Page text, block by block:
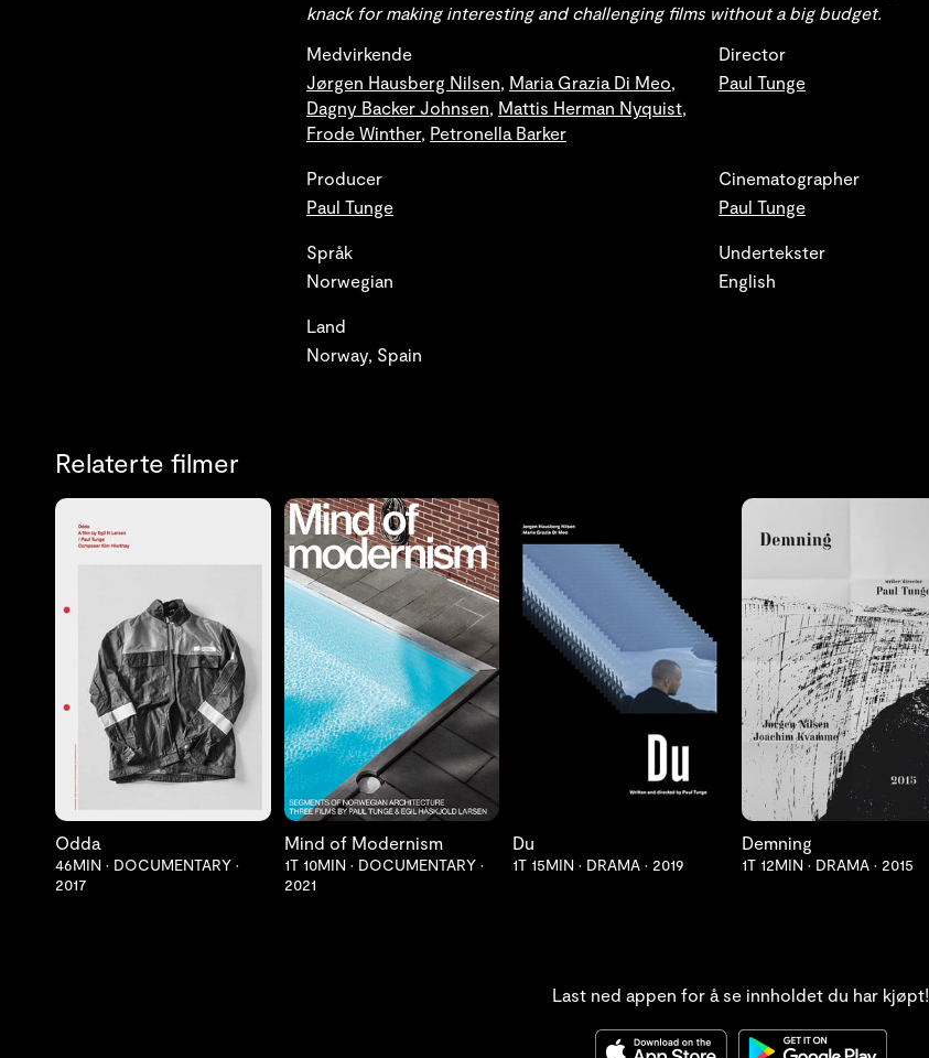
knack for making interesting and challenging films without a big budget.
Medvirkende
Jørgen Hausberg Nilsen, Maria Grazia Di Meo,
Dagny Backer Johnsen, Mattis Herman Nyquist,
Frode Winther, Petronella Barker
Director
Paul Tunge
Producer
Paul Tunge
Cinematographer
Paul Tunge
Språk
Norwegian
Undertekster
English
Land
Norway, Spain
Relaterte filmer
LES MER
Odda
46MIN • DOCUMENTARY •
2017
LES MER
Mind of Modernism
1T 10MIN • DOCUMENTARY •
2021
LES MER
Du
1T 15MIN• DRAMA• 2019
LES MER
Demning
1T 12MIN • DRAMA • 2015
Last ned appen for å se innholdet du har kjøpt!